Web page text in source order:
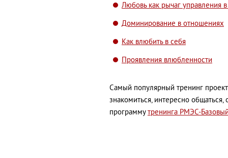
Любовь как рычаг управления
Доминирование в отношениях
Как влюбить в себя
Проявления влюбленности
Самый популярный тренинг
знакомиться, интересно общаться,
программутренинга РМЭС-